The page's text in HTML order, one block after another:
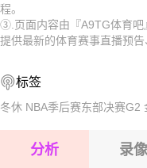
2026-08-17 【球
队
2026-08-17 【球
队
2026-08-17 【球
队
2026-08-17 【球
程。
③.页面内容由『A9TG体育吧
提供最新的体育赛事直播预告
标签
冬休 NBA季后赛东部决赛G2
分析 录像